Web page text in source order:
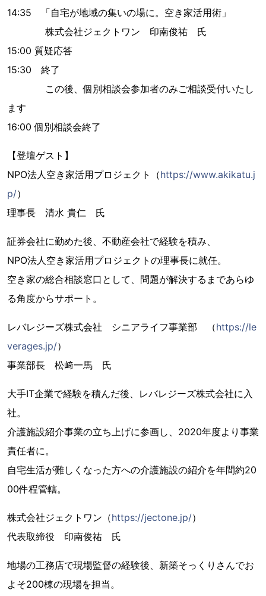
14:35 「自宅が地域の集いの場に。空き家活用術」
株式会社ジェクトワン 印南俊祐 氏
15:00 質疑応答
15:30 終了
この後、個別相談会参加者のみご相談受付いたし
ます
16:00 個別相談会終了
【登壇ゲスト】
NPO法人空き家活用プロジェクト（https://www.akikatu.j
p/）
理事長 清水 貴仁 氏
証券会社に勤めた後、不動産会社で経験を積み、
NPO法人空き家活用プロジェクトの理事長に就任。
空き家の総合相談窓口として、問題が解決するまであらゆ
る角度からサポート。
レバレジーズ株式会社 シニアライフ事業部 （https://le
verages.jp/）
事業部長 松﨑一馬 氏
大手IT企業で経験を積んだ後、レバレジーズ株式会社に入
社。
介護施設紹介事業の立ち上げに参画し、2020年度より事業
責任者に。
自宅生活が難しくなった方への介護施設の紹介を年間約20
00件程管轄。
株式会社ジェクトワン（https://jectone.jp/）
代表取締役 印南俊祐 氏
地場の工務店で現場監督の経験後、新築そっくりさんでお
よそ200棟の現場を担当。